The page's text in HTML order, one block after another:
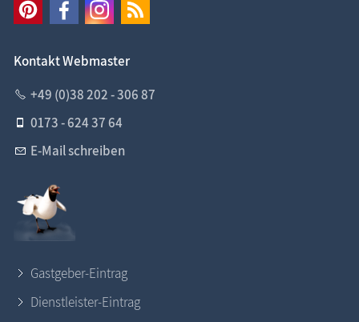
Kontakt Webmaster
+49 (0)38 202 - 306 87
0173 - 624 37 64
E-Mail schreiben
Gastgeber-Eintrag
Dienstleister-Eintrag